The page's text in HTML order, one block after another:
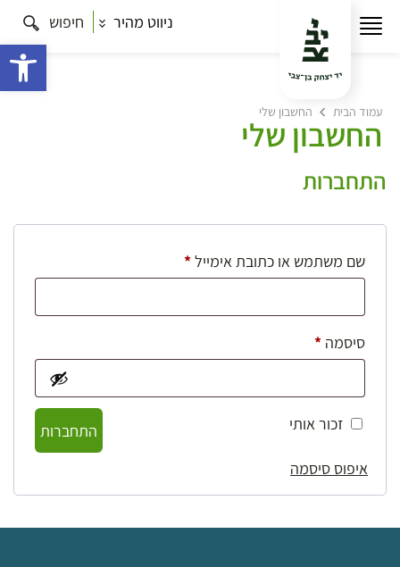
ניווט מהיר חיפוש
עמוד הבית החשבון שלי
החשבון שלי
התחברות
שם משתמש או כתובת אימייל*חובה
סיסמה *חובה
זכור אותי
התחברות
איפוס סיסמה